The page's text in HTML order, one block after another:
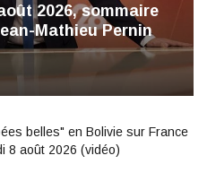
2026, sommaire
Mathieu Pernin
belles" en Bolivie sur France
8 août 2026 (vidéo)